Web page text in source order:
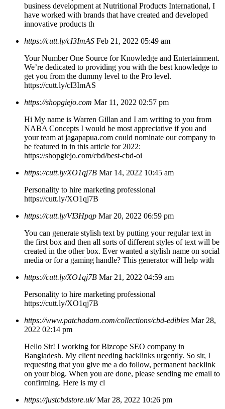
business development at Nutritional Products International, I
have worked with brands that have created and developed
innovative products th
https://cutt.ly/cI3ImAS Feb 21, 2022 05:49 am
Your Number One Source for Knowledge and Entertainment.
We’re dedicated to providing you with the best knowledge to
get you from the dummy level to the Pro level.
https://cutt.ly/cI3ImAS
https://shopgiejo.com Mar 11, 2022 02:57 pm
Hi My name is Warren Gillan and I am writing to you from
NABA Concepts I would be most appreciative if you and
your team at jagapapua.com could nominate our company to
be featured in in this article for 2022:
https://shopgiejo.com/cbd/best-cbd-oi
https://cutt.ly/XO1qj7B Mar 14, 2022 10:45 am
Personality to hire marketing professional
https://cutt.ly/XO1qj7B
https://cutt.ly/VI3Hpqp Mar 20, 2022 06:59 pm
You can generate stylish text by putting your regular text in
the first box and then all sorts of different styles of text will be
created in the other box. Ever wanted a stylish name on social
media or for a gaming handle? This generator will help with
https://cutt.ly/XO1qj7B Mar 21, 2022 04:59 am
Personality to hire marketing professional
https://cutt.ly/XO1qj7B
https://www.patchadam.com/collections/cbd-edibles Mar 28,
2022 02:14 pm
Hello Sir! I working for Bizcope SEO company in
Bangladesh. My client needing backlinks urgently. So sir, I
requesting that you give me a do follow, permanent backlink
on your blog. When you are done, please sending me email to
confirming. Here is my cl
https://justcbdstore.uk/ Mar 28, 2022 10:26 pm